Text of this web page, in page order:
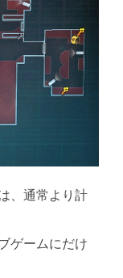
、通常より計
ゲームにだけ